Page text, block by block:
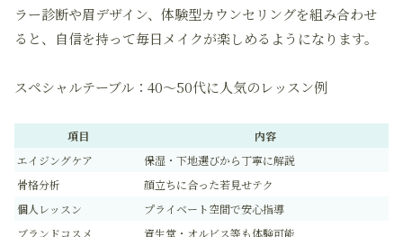
ラー診断や眉デザイン、体験型カウンセリングを組み合わせ
ると、自信を持って毎日メイクが楽しめるようになります。
スペシャルテーブル：40〜50代に人気のレッスン例
項目
内容
エイジングケア
保湿・下地選びから丁寧に解説
骨格分析
顔立ちに合った若見せテク
個人レッスン
プライベート空間で安心指導
ブランドコスメ
資生堂・オルビス等も体験可能